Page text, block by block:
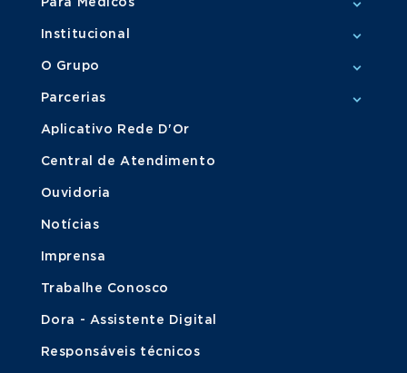
Para Médicos
Institucional
O Grupo
Parcerias
Aplicativo Rede D'Or
Central de Atendimento
Ouvidoria
Notícias
Imprensa
Trabalhe Conosco
Dora - Assistente Digital
Responsáveis técnicos